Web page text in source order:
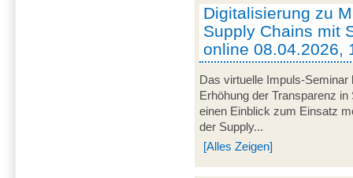
Digitalisierung zu
Supply Chains mit
online 08.04.2026,
Das virtuelle Impuls-Seminar
Erhöhung der Transparenz
einen Einblick zum Einsatz
der Supply...
[Alles Zeigen]